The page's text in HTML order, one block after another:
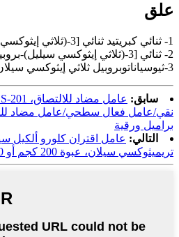
علق
1- ثنائي كبريتيد ثنائي [3-(ثلاثي إيثوكسي سيليل)-بروبيل]؛
2- ثنائي [3-(ثلاثي إيثوكسي سيليل)-بروبيل]- رباعي الكبريتيد؛
3-ثيوسياناتوبروبيل ثلاثي إيثوكسي سيلان.
سابق:
براميل ورقية
التالي:
تريميثوكسي سيلان، عبوة 200 كجم أو 1000 كجم في برميل PVC